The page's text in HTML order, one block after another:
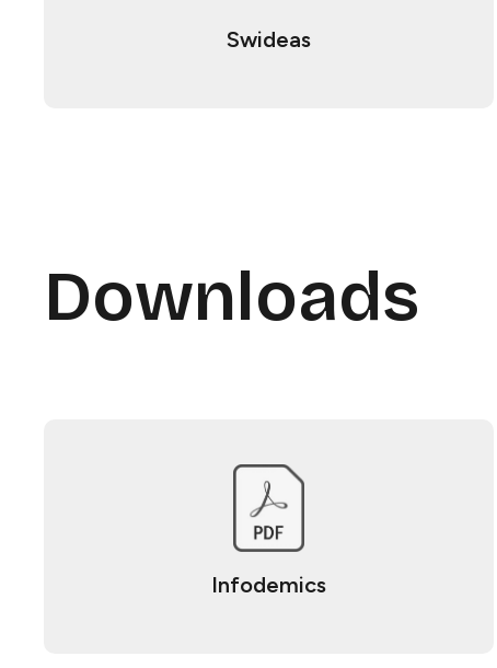
Swideas​​​​‌ ‍ ​‍​‍‌‍ ‌ ​‍‌‍‍‌‌‍‌ ‌‍‍‌‌‍ ‍​‍​‍​ ‍‍​‍​‍‌ ​ ‌‍​‌‌‍ ‍‌‍‍‌‌ ‌​‌ ‍‌​‍ ‍‌‍‍‌‌‍ ​‍​‍​‍ ​​‍​‍‌‍‍​‌ ​‍‌‍‌‌‌‍‌‍​‍​‍​ ‍‍​‍​‍​‍ ‌ ​ ‌ ‌​‌ ‌‌‌‍‌​‌‍‍‌‌‍ ​‍ ‌‍‍‌‌‍ ‍‌ ‌​‌‍‌‌‌‍ ‍‌ ‌​​‍ ‌‍‌‌‌‍‌​‌‍‍‌‌ ‌​​‍ ‌‍ ‌‌‍ ‌‍‌​‌‍‌‌​ ‌‌ ​​‌ ​‍‌‍‌‌‌ ​ ‌‍‌‌‌‍ ‍‌ ‌​‌‍​‌‌ ‌​‌‍‍‌‌‍ ‌‍ ‍​ ‍ ‌‍‍‌‌‍‌​​ ‌‌‍‌​​ ​‌​ ​‌‌‍‌‍​ ‌‍‌‍​‍​ ‌​​ ​‌​‍ ‌​ ‍‌​ ‍​‌‍​‍‌‍‌‌​‍ ‌​ ‌​​ ‌‍​ ‌‌​ ‌​​‍ ‌‌‍​‌​ ‌‍​ ‌​‌‍‌‌​‍ ‌​ ​ ‌‍‌​​ ​‍‌‍​‍​ ‍​​ ​ ​ ‌ ​ ‌ ​ ‌‌​ ‍‌​ ‌‌‌‍‌‍​ ‍ ‌ ‌​‌ ‍‌‌ ​​‌‍‌‌​ ‌‌ ​​‌‍​‌‌ ​‍‌ ‌​‌‍ ‍‌‍‌‌‌ ​‍​ ‍ ‌ ​​‌‍​‌‌ ‌​‌‍‍​​ ‌‌‍ ‍‌‍​‌‌‍ ‌‌‍‌‌​ ‌‍​‍‌‍​‌‌ ​ ‌‍‌‌‌‌‌‌‌ ​‍‌‍ ​​ ‌​‍‌‌​ ​‍‌​‌‍‌ ​ ‌ ‌​‌ ‌‌‌‍‌​‌‍‍‌‌‍ ​‍‌‍‌‍‍‌‌‍‌​​ ‌‌‍‌​​ ​‌​ ​‌‌‍‌‍​ ‌‍‌‍​‍​ ‌​​ ​‌​‍ ‌​ ‍‌​ ‍​‌‍​‍‌‍‌‌​‍ ‌​ ‌​​ ‌‍​ ‌‌​ ‌​​‍ ‌‌‍​‌​ ‌‍​ ‌​‌‍‌‌​‍ ‌​ ​ ‌‍‌​​ ​‍‌‍​‍​ ‍​​ ​ ​ ‌ ​ ‌ ​ ‌‌​ ‍‌​ ‌‌‌‍‌‍​‍‌‍‌ ‌​‌ ‍‌‌ ​​‌‍‌‌​ ‌‌ ​​‌‍​‌‌ ​‍‌ ‌​‌‍ ‍‌‍‌‌‌ ​‍​‍‌‍‌ ​​‌‍​‌‌ ‌​‌‍‍​​ ‌‌‍ ‍‌‍​‌‌‍ ‌‌‍‌‌​‍‌‍‌ ​​‌‍‌‌‌ ​‍‌ ​ ‌ ​​‌‍‌‌‌‍​ ‌ ‌​‌‍‍‌‌ ‌‍‌‍‌‌​ ‌‌ ​​‌ ‌‌‌‍​‍‌‍ ​‌‍‍‌‌ ​ ‌‍‍​‌‍‌‌‌‍‌​​‍​‍‌ ‌
Downloads
Infodemics​​​​‌ ‍ ​‍​‍‌‍ ‌ ​‍‌‍‍‌‌‍‌ ‌‍‍‌‌‍ ‍​‍​‍​ ‍‍​‍​‍‌ ​ ‌‍​‌‌‍ ‍‌‍‍‌‌ ‌​‌ ‍‌​‍ ‍‌‍‍‌‌‍ ​‍​‍​‍ ​​‍​‍‌‍‍​‌ ​‍‌‍‌‌‌‍‌‍​‍​‍​ ‍‍​‍​‍​‍ ‌ ​ ‌ ‌​‌ ‌‌‌‍‌​‌‍‍‌‌‍ ​‍ ‌‍‍‌‌‍ ‍‌ ‌​‌‍‌‌‌‍ ‍‌ ‌​​‍ ‌‍‌‌‌‍‌​‌‍‍‌‌ ‌​​‍ ‌‍ ‌‌‍ ‌‍‌​‌‍‌‌​ ‌‌ ​​‌ ​‍‌‍‌‌‌ ​ ‌‍‌‌‌‍ ‍‌ ‌​‌‍​‌‌ ‌​‌‍‍‌‌‍ ‌‍ ‍​ ‍ ‌‍‍‌‌‍‌​​ ‌​ ‌‌​ ​‍‌‍​ ​ ‌​‌‍​ ​ ‌‌​ ​‍‌‍‌​​‍ ‌‌‍​‍‌‍‌‍​ ‌‌​ ‍​​‍ ‌​ ‌​‌‍‌‌​ ‍‌‌‍‌‍​‍ ‌​ ‍​​ ‌ ​ ‌‌​ ‌‍​‍ ‌​ ‍​‌‍​‍​ ‌​​ ‌‌​ ​​​ ​ ‌‍‌‌​ ​‍​ ‌ ​ ​‌‌‍​‌​ ‌‌​ ‍ ‌ ‌​‌ ‍‌‌ ​​‌‍‌‌​ ‌‌ ​​‌ ​‍‌‍ ‌‍‍‍‌‍‌‌‌‍​ ‌ ‌​​ ‍ ‌ ​​‌‍​‌‌ ‌​‌‍‍​​ ‌‌‍‌​‌‍ ‌ ‌ ‌‍ ‍‌‍ ​‌‍ ‌‍​‌‌‍‌​‌ ​ ‌‌​ ‌‍‌‌‌‍​ ‌ ‌​‌‍‍‌‌‍ ‌‍ ‍‌ ​ ​‍‌‌​ ‌‌‌​​‍‌‌ ‌‍‍ ‌‍‌‌‌ ‍‌​‍‌‌​ ​ ‌​‌​​‍‌‌​ ​ ‌​‌​​‍‌‌​ ​‍​ ​‍​ ‌‌​ ‍​​ ​​​ ​‌​ ‌​‌‍​‌‌‍‌​‌‍‌‌​ ​ ‌‍‌​​ ‍​‌‍​ ​‍‌‌​ ​‍​ ​‍​‍‌‌​ ‌‌‌​‌​​‍ ‍‌‍‌​‌‍ ‌ ‌ ‌‍ ‍‌‍ ​‌‍ ‌‍​‌‌‍‌​‌ ​ ​‍‌‌​ ‌‌‌​​‍‌‌ ‌‍‍ ‌‍‌‌‌ ‍‌​‍‌‌​ ​ ‌​‌​​‍‌‌​ ​ ‌​‌​​‍‌‌​ ​‍​ ​‍​ ‌‍​ ​​​ ​ ​ ‍​​ ‌ ​ ‍‌​ ‍‌​ ​‌​ ​‌​ ‍‌‌‍‌‌​ ‌‌​‍‌‌​ ​‍​ ​‍​‍‌‌​ ‌‌‌​‌​​‍ ‍‌‍ ‍‌‍​‌‌‍ ‌‌‍‌‌​ ‌‍​‍‌‍​‌‌ ​ ‌‍‌‌‌‌‌‌‌ ​‍‌‍ ​​ ‌​‍‌‌​ ​‍‌​‌‍‌ ​ ‌ ‌​‌ ‌‌‌‍‌​‌‍‍‌‌‍ ​‍‌‍‌‍‍‌‌‍‌​​ ‌​ ‌‌​ ​‍‌‍​ ​ ‌​‌‍​ ​ ‌‌​ ​‍‌‍‌​​‍ ‌‌‍​‍‌‍‌‍​ ‌‌​ ‍​​‍ ‌​ ‌​‌‍‌‌​ ‍‌‌‍‌‍​‍ ‌​ ‍​​ ‌ ​ ‌‌​ ‌‍​‍ ‌​ ‍​‌‍​‍​ ‌​​ ‌‌​ ​​​ ​ ‌‍‌‌​ ​‍​ ‌ ​ ​‌‌‍​‌​ ‌‌​‍‌‍‌ ‌​‌ ‍‌‌ ​​‌‍‌‌​ ‌‌ ​​‌ ​‍‌‍ ‌‍‍‍‌‍‌‌‌‍​ ‌ ‌​​‍‌‍‌ ​​‌‍​‌‌ ‌​‌‍‍​​ ‌‌‍‌​‌‍ ‌ ‌ ‌‍ ‍‌‍ ​‌‍ ‌‍​‌‌‍‌​‌ ​ ‌‌​ ‌‍‌‌‌‍​ ‌ ‌​‌‍‍‌‌‍ ‌‍ ‍‌ ​ ​‍‌‌​ ‌‌‌​​‍‌‌ ‌‍‍ ‌‍‌‌‌ ‍‌​‍‌‌​ ​ ‌​‌​​‍‌‌​ ​ ‌​‌​​‍‌‌​ ​‍​ ​‍​ ‌‌​ ‍​​ ​​​ ​‌​ ‌​‌‍​‌‌‍‌​‌‍‌‌​ ​ ‌‍‌​​ ‍​‌‍​ ​‍‌‌​ ​‍​ ​‍​‍‌‌​ ‌‌‌​‌​​‍ ‍‌‍‌​‌‍ ‌ ‌ ‌‍ ‍‌‍ ​‌‍ ‌‍​‌‌‍‌​‌ ​ ​‍‌‌​ ‌‌‌​​‍‌‌ ‌‍‍ ‌‍‌‌‌ ‍‌​‍‌‌​ ​ ‌​‌​​‍‌‌​ ​ ‌​‌​​‍‌‌​ ​‍​ ​‍​ ‌‍​ ​​​ ​ ​ ‍​​ ‌ ​ ‍‌​ ‍‌​ ​‌​ ​‌​ ‍‌‌‍‌‌​ ‌‌​‍‌‌​ ​‍​ ​‍​‍‌‌​ ‌‌‌​‌​​‍ ‍‌‍ ‍‌‍​‌‌‍ ‌‌‍‌‌​‍‌‍‌ ​​‌‍‌‌‌ ​‍‌ ​ ‌ ​​‌‍‌‌‌‍​ ‌ ‌​‌‍‍‌‌ ‌‍‌‍‌‌​ ‌‌ ​​‌ ‌‌‌‍​‍‌‍ ​‌‍‍‌‌ ​ ‌‍‍​‌‍‌‌‌‍‌​​‍​‍‌ ‌